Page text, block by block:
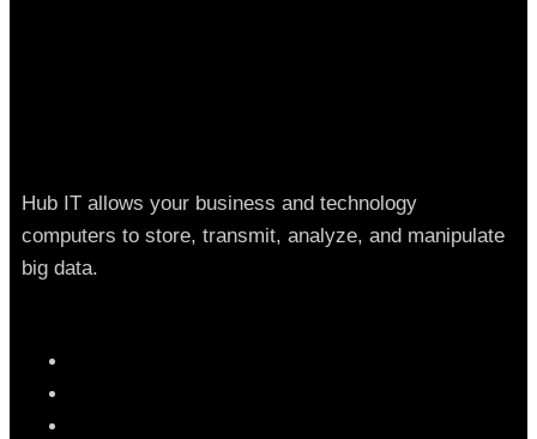
Hub IT allows your business and technology
computers to store, transmit, analyze, and manipulate
big data.